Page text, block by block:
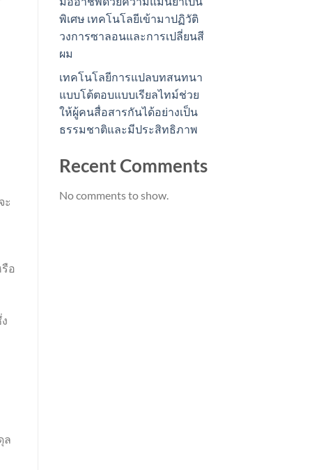
ะ
อ
ล
พิเศษ เทคโนโลยีเข้ามาปฏิวัติ
วงการซาลอนและการเปลี่ยนสี
ผม
เทคโนโลยีการแปลบทสนทนา
แบบโต้ตอบแบบเรียลไทม์ช่วย
ให้ผู้คนสื่อสารกันได้อย่างเป็น
ธรรมชาติและมีประสิทธิภาพ
Recent Comments
No comments to show.